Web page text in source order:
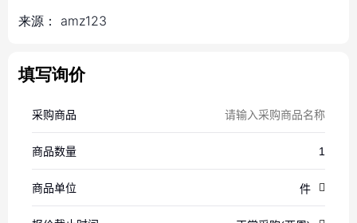
来源： amz123
填写询价